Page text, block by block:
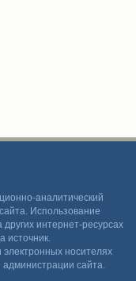
аналитический
Использование
интернет-ресурсах
источник.
носителях
администрации сайта.